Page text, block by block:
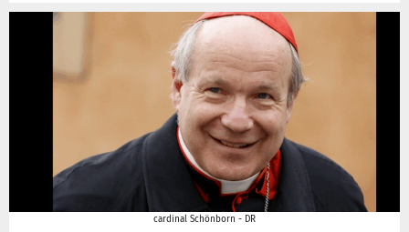
cardinal Schönborn - DR